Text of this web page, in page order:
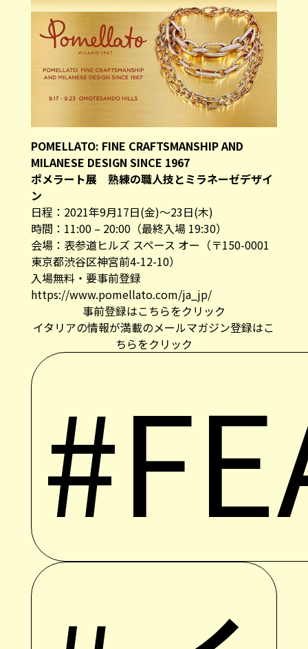
POMELLATO: FINE CRAFTSMANSHIP AND
MILANESE DESIGN SINCE 1967
ポメラート展 熟練の職人技とミラネーゼデザイ
ン
日程：2021年9月17日(金)～23日(木)
時間：11:00 – 20:00（最終入場 19:30）
会場： 表参道ヒルズ スペース オー（〒150-0001
東京都渋谷区神宮前4-12-10）
入場無料・ 要事前登録
https://www.pomellato.com/ja_jp/
事前登録はこちらをクリック
イタリアの情報が満載のメールマガジン登録はこ
ちらをクリック